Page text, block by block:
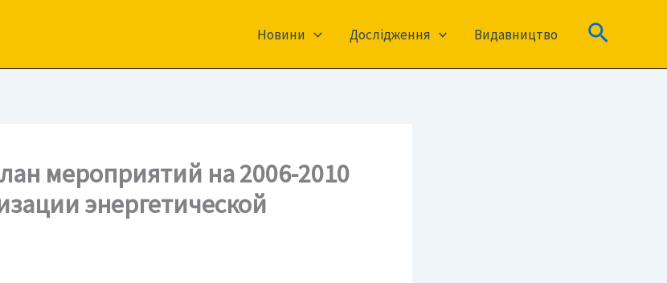
Новини Дослідження Видавництво Пошук
мероприятий на 2006-2010
энергетической